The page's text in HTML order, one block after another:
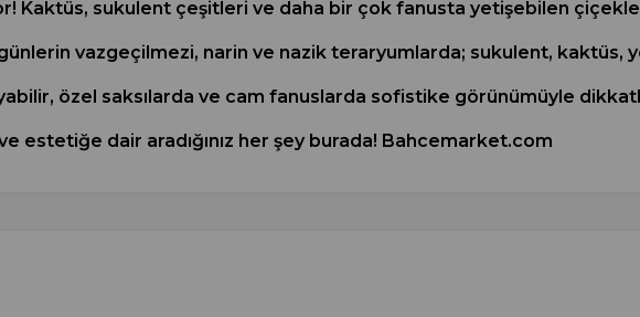
Kaktüs, sukulent çeşitleri ve daha bir çok fanusta yetişebilen
vazgeçilmezi, narin ve nazik teraryumlarda; sukulent, kaktüs,
özel saksılarda ve cam fanuslarda sofistike görünümüyle
estetiğe dair aradığınız her şey burada! Bahcemarket.com